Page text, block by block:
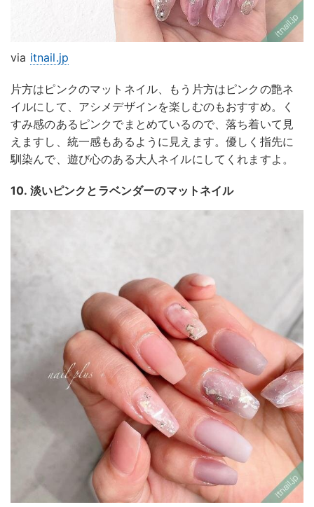
via itnail.jp
片方はピンクのマットネイル、もう片方はピンクの艶ネ
イルにして、アシメデザインを楽しむのもおすすめ。く
すみ感のあるピンクでまとめているので、落ち着いて見
えますし、統一感もあるように見えます。優しく指先に
馴染んで、遊び心のある大人ネイルにしてくれますよ。
10. 淡いピンクとラベンダーのマットネイル